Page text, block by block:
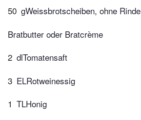
50 gWeissbrotscheiben, ohne Rinde
Bratbutter oder Bratcrème
2 dlTomatensaft
3 ELRotweinessig
1 TLHonig